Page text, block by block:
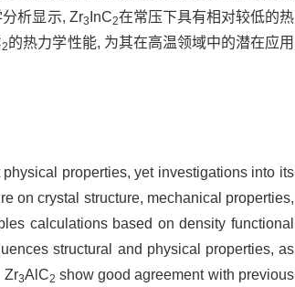
析显示, Zr3 InC2在常压下具有相对较低的热
2的热力学性能, 为其在高温领域中的潜在应用
properties, yet investigations into its
on crystal structure, mechanical properties,
calculations based on density functional
structural and physical properties, as
Zr3AlC2 show good agreement with previous